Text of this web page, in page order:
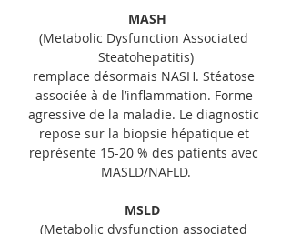
MASH
(Metabolic Dysfunction Associated
Steatohepatitis)
remplace désormais NASH. Stéatose
associée à de l’inflammation. Forme
agressive de la maladie. Le diagnostic
repose sur la biopsie hépatique et
représente 15-20 % des patients avec
MASLD/NAFLD.
MSLD
(Metabolic dysfunction associated